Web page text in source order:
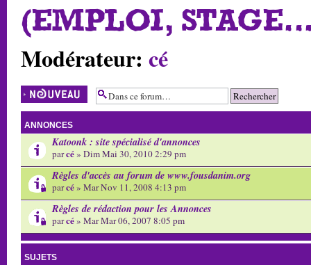
(EMPLOI,
Modérateur: cé
Écrire un nouveau
sujet
ANNONCES
Katoonk : site spécialisé d'annonces
parcé» Dim Mai 30, 2010 2:29 pm
Règles d'accès au forum de www.fousdanim.org
parcé» Mar Nov 11, 2008 4:13 pm
Règles de rédaction pour les Annonces
parcé» Mar Mar 06, 2007 8:05 pm
SUJETS